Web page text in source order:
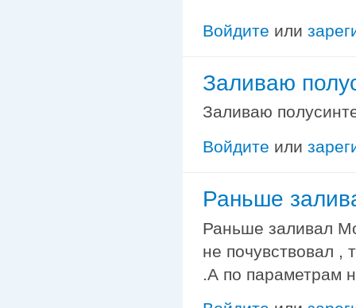
Войдите или
Заливаю
Заливаю
Войдите или
Раньше
Раньше заливал
не почувствовал ,
.А по параметрам